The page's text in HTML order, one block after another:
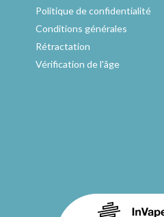
Politique de confidentialité
Conditions générales
Rétractation
Vérification de l'âge